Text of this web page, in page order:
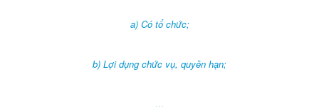
a) Có tổ chức;
b) Lợi dụng chức vụ, quyền hạn;
…